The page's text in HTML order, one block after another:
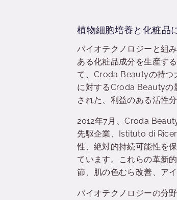
植物細胞培養と化粧品
バイオテクノロジーと組
ある化粧品成分を生産す
て、Croda Beautyの持つ
に対するCroda Beautyの
された、利益のある活性
2012年7月、Croda
先駆企業、Istituto di
性、絶対的持続可能性を
ています。これらの革新
節、肌の色むら改善、ア
バイオテクノロジーの分